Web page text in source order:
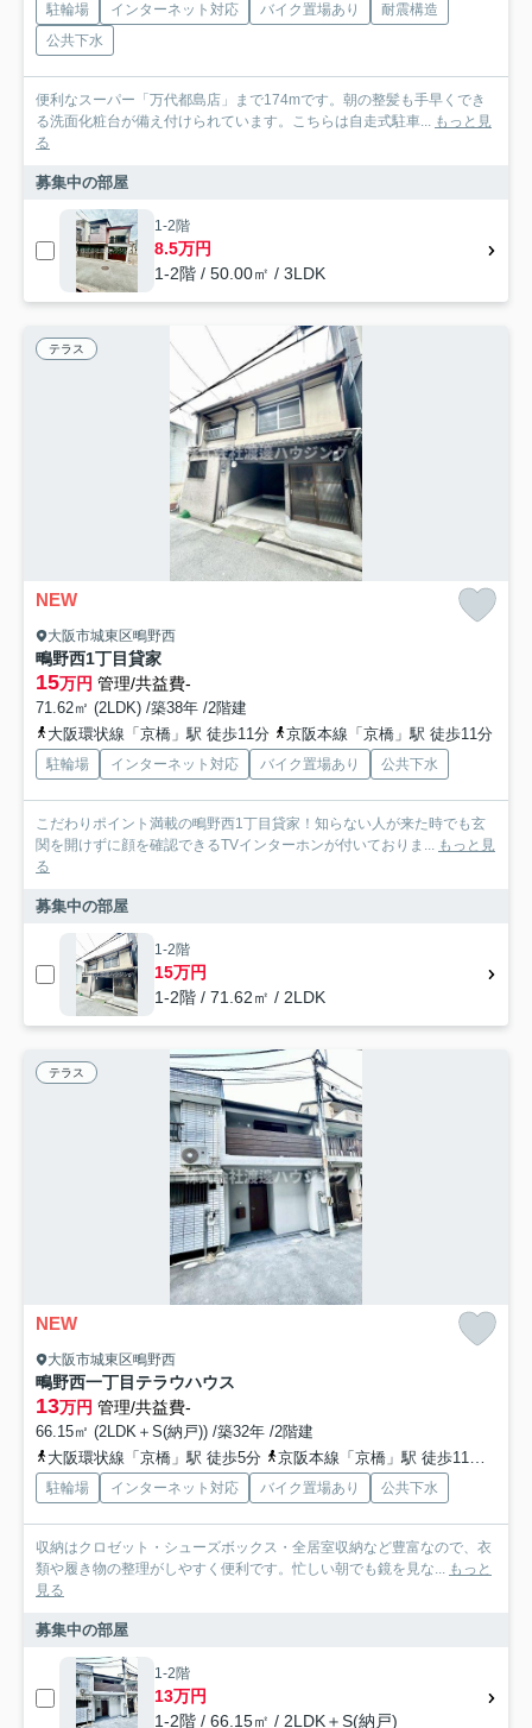
駐輪場 インターネット対応 バイク置場あり
耐震構造
公共下水
便利なスーパー「万代都島店」まで174mです。朝の整髪も手早くでき
る洗面化粧台が備え付けられています。こちらは自走式駐車... もっと見
る
募集中の部屋
1-2階
8.5万円
1-2階 / 50.00㎡ / 3LDK
テラス
NEW
大阪市城東区鴫野西
鴫野西1丁目貸家
15万円 管理/共益費-
71.62㎡ (2LDK) /築38年 /2階建
大阪環状線「京橋」駅 徒歩11分
京阪本線「京橋」駅 徒歩11分
駐輪場 インターネット対応 バイク置場あり 公共下水
こだわりポイント満載の鴫野西1丁目貸家！知らない人が来た時でも玄
関を開けずに顔を確認できるTVインターホンが付いておりま... もっと見
る
募集中の部屋
1-2階
15万円
1-2階 / 71.62㎡ / 2LDK
テラス
NEW
大阪市城東区鴫野西
鴫野西一丁目テラウハウス
13万円 管理/共益費-
66.15㎡ (2LDK＋S(納戸)) /築32年 /2階建
大阪環状線「京橋」駅 徒歩5分
京阪本線「京橋」駅 徒歩11分
駐輪場 インターネット対応 バイク置場あり 公共下水
収納はクロゼット・シューズボックス・全居室収納など豊富なので、衣
類や履き物の整理がしやすく便利です。忙しい朝でも鏡を見な... もっと
見る
募集中の部屋
1-2階
13万円
1-2階 / 66.15㎡ / 2LDK＋S(納戸)